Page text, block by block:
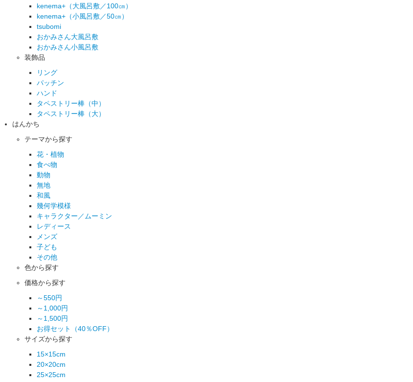
kenema+（大風呂敷／100㎝）
kenema+（小風呂敷／50㎝）
tsubomi
おかみさん大風呂敷
おかみさん小風呂敷
装飾品
リング
パッチン
ハンド
タペストリー棒（中）
タペストリー棒（大）
はんかち
テーマから探す
花・植物
食べ物
動物
無地
和風
幾何学模様
キャラクター／ムーミン
レディース
メンズ
子ども
その他
色から探す
価格から探す
～550円
～1,000円
～1,500円
お得セット（40％OFF）
サイズから探す
15×15cm
20×20cm
25×25cm